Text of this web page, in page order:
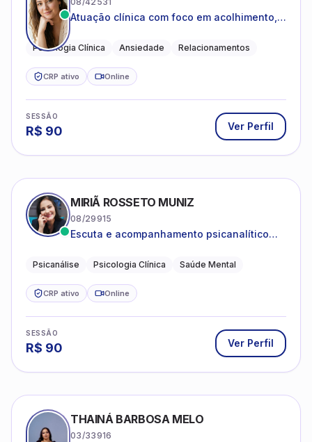
Atuação clínica com foco em acolhimento,
Psicologia Clínica Ansiedade Relacionamentos
CRP ativo Online
SESSÃO
R$ 90 Ver Perfil
MIRIÃ ROSSETO MUNIZ
08/29915
Escuta e acompanhamento psicanalítico
Psicanálise Psicologia Clínica Saúde Mental
CRP ativo Online
SESSÃO
R$ 90 Ver Perfil
THAINÁ BARBOSA MELO
03/33916